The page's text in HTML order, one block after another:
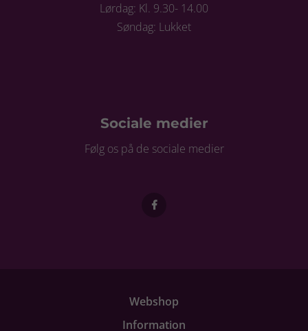
Lørdag: Kl. 9.30- 14.00
Søndag: Lukket
Sociale medier
Følg os på de sociale medier
Webshop
Information